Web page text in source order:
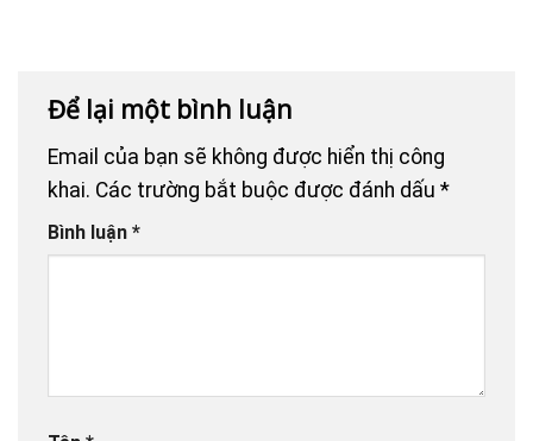
Để lại một bình luận
Email của bạn sẽ không được hiển thị công
khai. Các trường bắt buộc được đánh dấu *
Bình luận *